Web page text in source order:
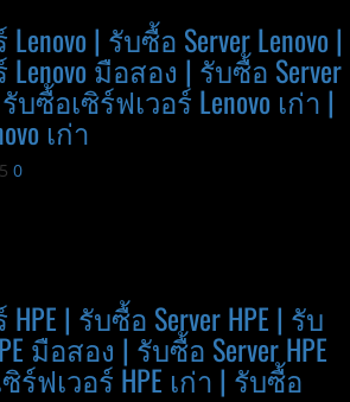
| รับซื้อ Server Lenovo |
มือสอง | รับซื้อ Server
บซื้อเซิร์ฟเวอร์ Lenovo เก่า |
เก่า
0
| รับซื้อ Server HPE | รับ
มือสอง | รับซื้อ Server HPE
ฟเวอร์ HPE เก่า | รับซื้อ